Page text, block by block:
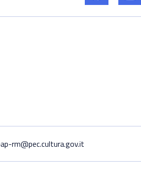
rm@pec.cultura.gov.it